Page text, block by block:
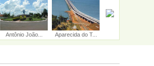
Antônio João... Aparecida do T...